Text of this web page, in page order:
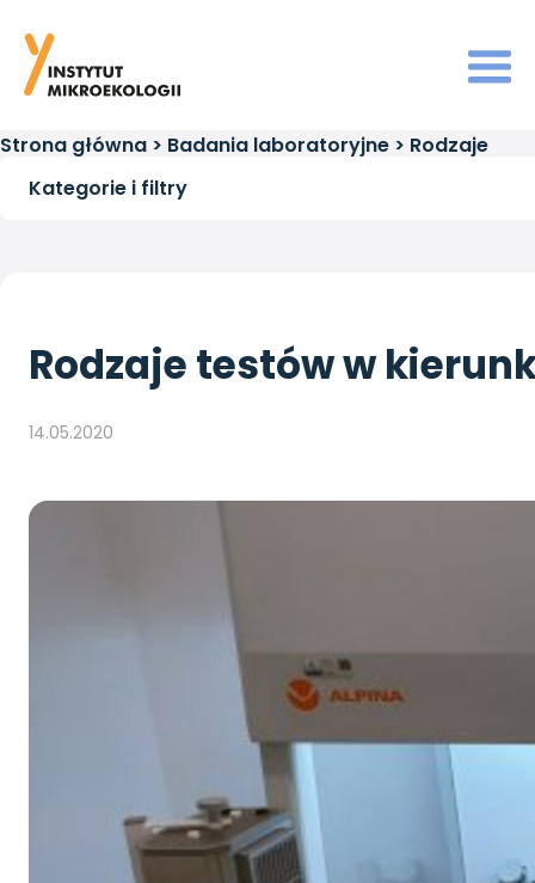
Strona główna > Badania laboratoryjne > Rodzaje
testów w kierunku SARS-CoV-2 (COVID-19)
Kategorie i filtry
Rodzaje testów w
14.05.2020